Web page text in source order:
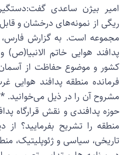
بیژن ساعدی گفت:دستگیری
از نمونه‌های درخشان و قابل
است. به گزارش فارس، در
هوایی خاتم الانبیا(ص) و
و موضوع حفاظت از آسمان
منطقه پدافند هوایی
آن را در ذیل می‌خوانید.
پدافندی و نقش قرارگاه پدافند
را تشریح بفرمایید؟ از
سیاسی و ژئوپلیتیک،